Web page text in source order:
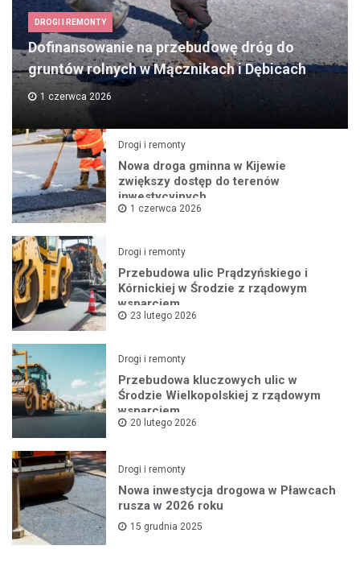
DROGI I REMONTY
Dofinansowanie na przebudowę dróg do
gruntów rolnych w Mącznikach i Dębicach
1 czerwca 2026
Drogi i remonty
Nowa droga gminna w Kijewie
zwiększy dostęp do terenów
inwestycyjnych
1 czerwca 2026
Drogi i remonty
Przebudowa ulic Prądzyńskiego i
Kórnickiej w Środzie z rządowym
wsparciem
23 lutego 2026
Drogi i remonty
Przebudowa kluczowych ulic w
Środzie Wielkopolskiej z rządowym
wsparciem
20 lutego 2026
Drogi i remonty
Nowa inwestycja drogowa w Pławcach
rusza w 2026 roku
15 grudnia 2025